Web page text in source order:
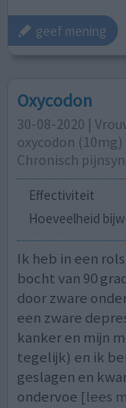
geef mening
Oxycodon
30-08-2020 |
oxycodon (10mg)
Chronisch
Effectiviteit
Hoeveelheid
Ik heb in een
bocht van 90
door zware
een zware
kanker en mijn
tegelijk) en ik
geslagen en
ondervoe [lees